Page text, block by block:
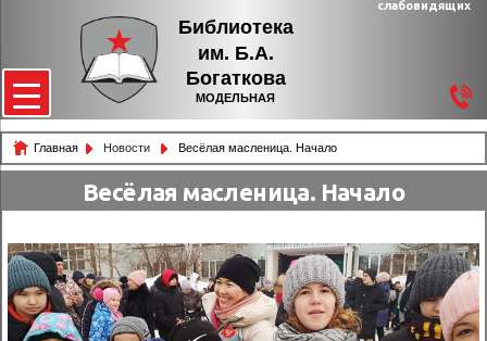
Библиотека
им. Б.А.
Богаткова
МОДЕЛЬНАЯ
слабовидящих
Главная Новости Весёлая масленица. Начало
Весёлая масленица. Начало